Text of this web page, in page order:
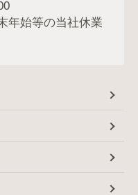
年始等の当社休業